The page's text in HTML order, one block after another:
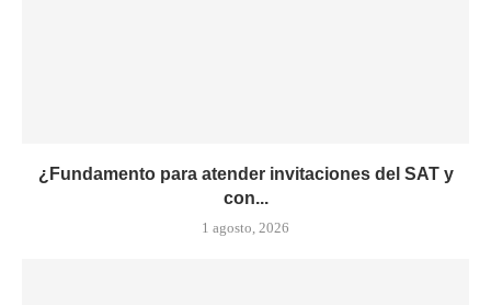
¿Fundamento para atender invitaciones del SAT y
con...
1 agosto, 2026